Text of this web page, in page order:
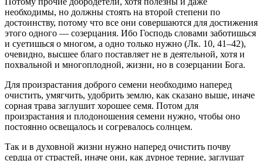
необходимы, но должны стоять на второй степени по
достоинству, потому что все они совершаются для достижения
этого одного — созерцания. Ибо Господь словами заботишься
и суетишься о многом, а одно только нужно (Лк. 10, 41–42),
очевидно, высшее благо поставляет не в деятельной, хотя и
похвальной и многоплодной, жизни, но в созерцании Бога.
Для произрастания доброго семени необходимо наперед
очистить, умягчить, удобрить землю, как сказано выше, иначе
сорная трава заглушит хорошее семя. Потом для
произрастания и плодоношения семени нужно, чтобы оно
постоянно освещалось и согревалось солнцем.
Так и в духовной жизни нужно наперед очистить почву
сердца от страстей, иначе они, как дурное терние, заглушат